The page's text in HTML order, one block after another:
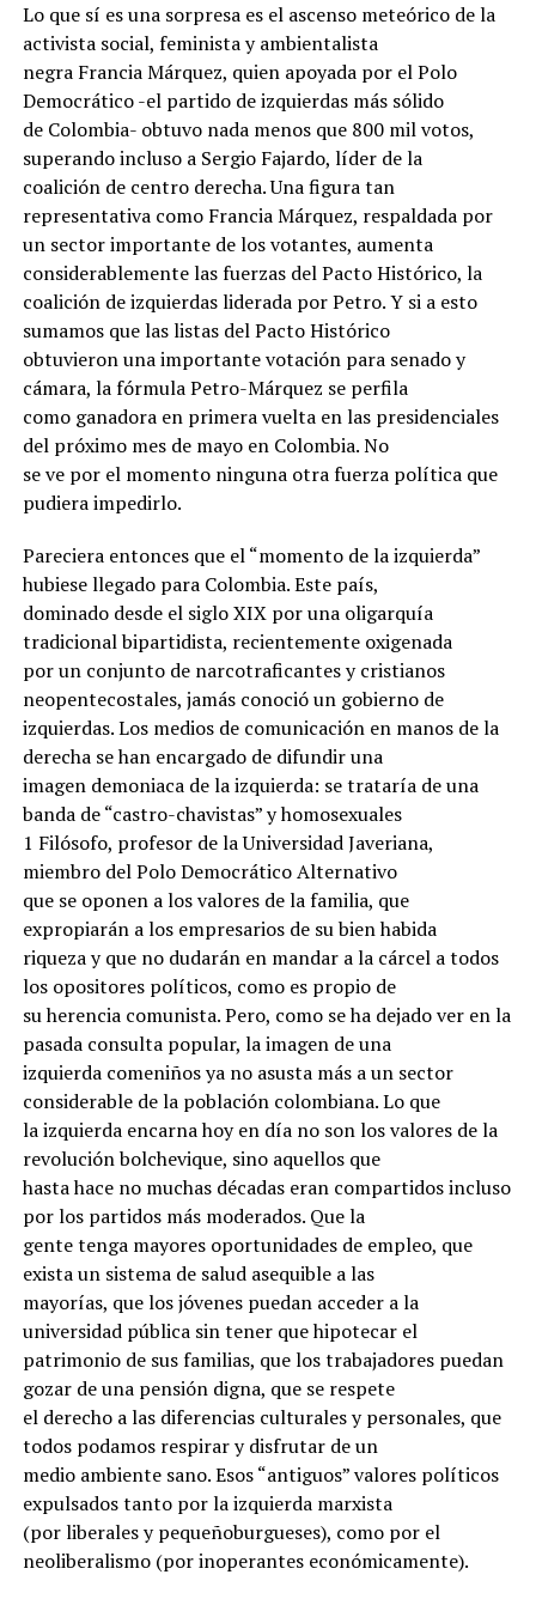
Lo que sí es una sorpresa es el ascenso meteórico de la
activista social, feminista y ambientalista
negra Francia Márquez, quien apoyada por el Polo
Democrático -el partido de izquierdas más sólido
de Colombia- obtuvo nada menos que 800 mil votos,
superando incluso a Sergio Fajardo, líder de la
coalición de centro derecha. Una figura tan
representativa como Francia Márquez, respaldada por
un sector importante de los votantes, aumenta
considerablemente las fuerzas del Pacto Histórico, la
coalición de izquierdas liderada por Petro. Y si a esto
sumamos que las listas del Pacto Histórico
obtuvieron una importante votación para senado y
cámara, la fórmula Petro-Márquez se perfila
como ganadora en primera vuelta en las presidenciales
del próximo mes de mayo en Colombia. No
se ve por el momento ninguna otra fuerza política que
pudiera impedirlo.
Pareciera entonces que el “momento de la izquierda”
hubiese llegado para Colombia. Este país,
dominado desde el siglo XIX por una oligarquía
tradicional bipartidista, recientemente oxigenada
por un conjunto de narcotraficantes y cristianos
neopentecostales, jamás conoció un gobierno de
izquierdas. Los medios de comunicación en manos de la
derecha se han encargado de difundir una
imagen demoniaca de la izquierda: se trataría de una
banda de “castro-chavistas” y homosexuales
1 Filósofo, profesor de la Universidad Javeriana,
miembro del Polo Democrático Alternativo
que se oponen a los valores de la familia, que
expropiarán a los empresarios de su bien habida
riqueza y que no dudarán en mandar a la cárcel a todos
los opositores políticos, como es propio de
su herencia comunista. Pero, como se ha dejado ver en la
pasada consulta popular, la imagen de una
izquierda comeniños ya no asusta más a un sector
considerable de la población colombiana. Lo que
la izquierda encarna hoy en día no son los valores de la
revolución bolchevique, sino aquellos que
hasta hace no muchas décadas eran compartidos incluso
por los partidos más moderados. Que la
gente tenga mayores oportunidades de empleo, que
exista un sistema de salud asequible a las
mayorías, que los jóvenes puedan acceder a la
universidad pública sin tener que hipotecar el
patrimonio de sus familias, que los trabajadores puedan
gozar de una pensión digna, que se respete
el derecho a las diferencias culturales y personales, que
todos podamos respirar y disfrutar de un
medio ambiente sano. Esos “antiguos” valores políticos
expulsados tanto por la izquierda marxista
(por liberales y pequeñoburgueses), como por el
neoliberalismo (por inoperantes económicamente).